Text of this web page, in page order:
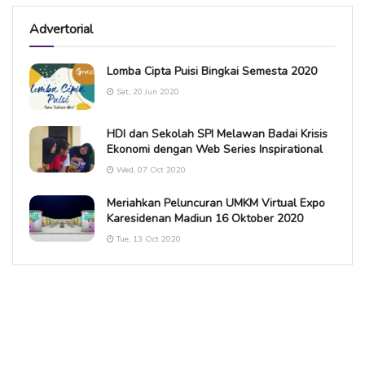
Advertorial
Lomba Cipta Puisi Bingkai Semesta 2020
Sat, 20 Jun 2020
HDI dan Sekolah SPI Melawan Badai Krisis
Ekonomi dengan Web Series Inspirational
Wed, 07 Oct 2020
Meriahkan Peluncuran UMKM Virtual Expo
Karesidenan Madiun 16 Oktober 2020
Tue, 13 Oct 2020